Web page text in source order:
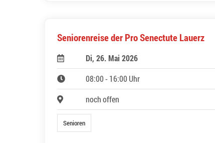
Seniorenreise der Pro Senectute Lauerz
Di, 26. Mai 2026
08:00 - 16:00 Uhr
noch offen
Senioren